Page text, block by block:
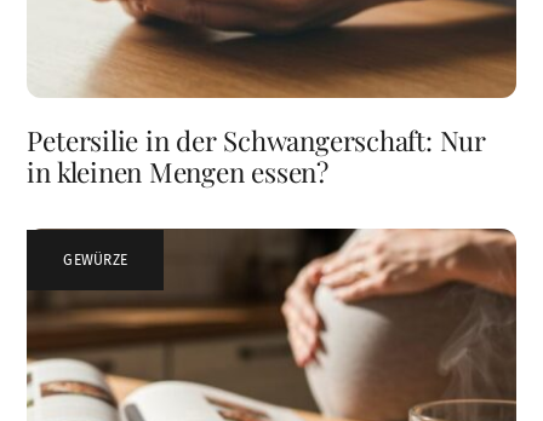
Petersilie in der Schwangerschaft: Nur
in kleinen Mengen essen?
GEWÜRZE